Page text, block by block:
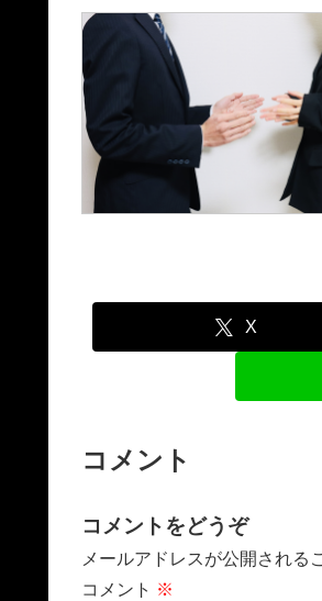
X
コメント
コメントをどうぞ
メールアドレスが公開される
コメント ※